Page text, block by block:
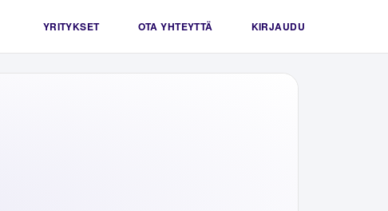
YRITYKSET OTA YHTEYTTÄ KIRJAUDU